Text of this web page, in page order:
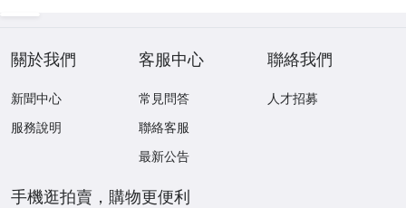
關於我們
新聞中心
服務說明
客服中心
常見問答
聯絡客服
最新公告
聯絡我們
人才招募
手機逛拍賣，購物更便利